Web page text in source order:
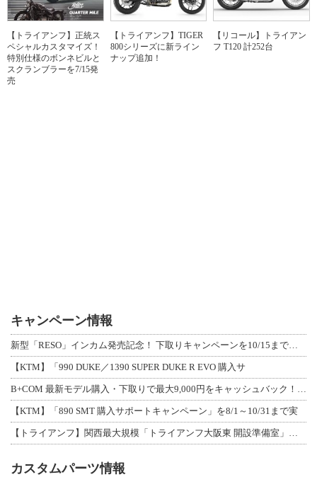
【トライアンフ】正統ス
ペシャルカスタマイズ！
特別仕様のボンネビルと
スクランブラーを7/15発
売
【トライアンフ】TIGER
800シリーズに新ライン
ナップ追加！
【リコール】トライアン
フ T120 計252台
キャンペーン情報
新型「RESO」インカム発売記念！ 下取りキャンペーンを10/15まで延長して開
【KTM】「990 DUKE／1390 SUPER DUKE R EVO 購入サ
B+COM 最新モデル購入・下取りで最大9,000円をキャッシュバック！「B+F
【KTM】「890 SMT 購入サポートキャンペーン」を8/1～10/31まで実
【トライアンフ】関西最大規模「トライアンフ大阪東 開設準備室」がオープン！ 限定
カスタムパーツ情報